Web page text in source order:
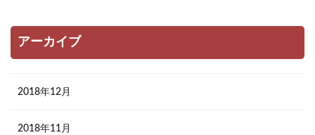
アーカイブ
2018年12月
2018年11月